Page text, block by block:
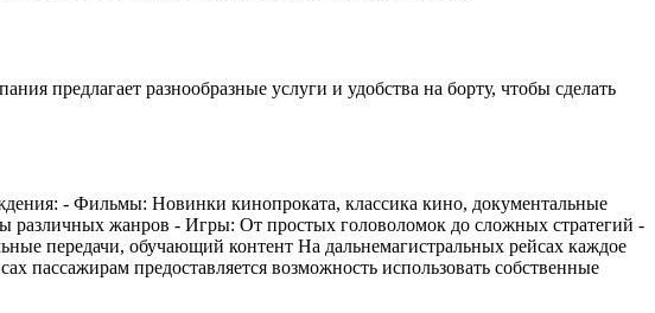
предлагает разнообразные услуги и удобства на борту, чтобы сделать
- Фильмы: Новинки кинопроката, классика кино, документальные
жанров - Игры: От простых головоломок до сложных стратегий -
передачи, обучающий контент На дальнемагистральных рейсах каждое
предоставляется возможность использовать собственные